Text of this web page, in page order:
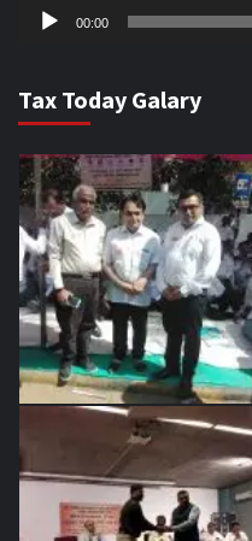
00:00
Tax Today Galary